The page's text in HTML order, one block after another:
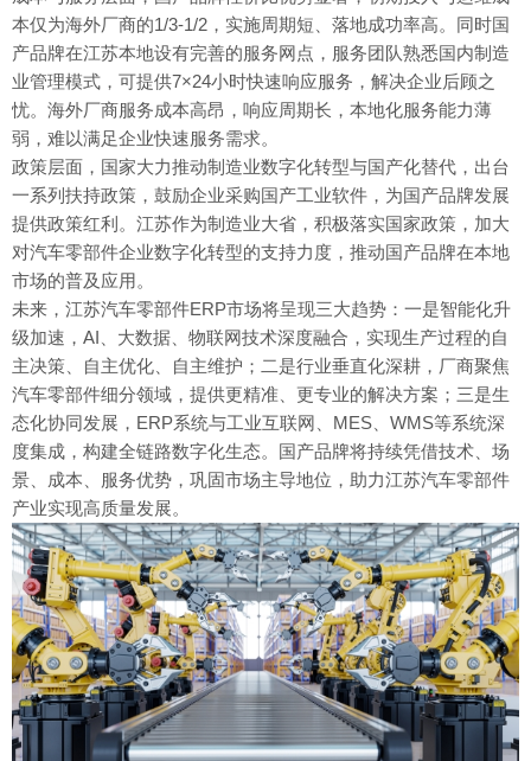
本仅为海外厂商的1/3-1/2，实施周期短、落地成功率高。同时国
产品牌在江苏本地设有完善的服务网点，服务团队熟悉国内制造
业管理模式，可提供7×24小时快速响应服务，解决企业后顾之
忧。海外厂商服务成本高昂，响应周期长，本地化服务能力薄
弱，难以满足企业快速服务需求。
政策层面，国家大力推动制造业数字化转型与国产化替代，出台
一系列扶持政策，鼓励企业采购国产工业软件，为国产品牌发展
提供政策红利。江苏作为制造业大省，积极落实国家政策，加大
对汽车零部件企业数字化转型的支持力度，推动国产品牌在本地
市场的普及应用。
未来，江苏汽车零部件ERP市场将呈现三大趋势：一是智能化升
级加速，AI、大数据、物联网技术深度融合，实现生产过程的自
主决策、自主优化、自主维护；二是行业垂直化深耕，厂商聚焦
汽车零部件细分领域，提供更精准、更专业的解决方案；三是生
态化协同发展，ERP系统与工业互联网、MES、WMS等系统深
度集成，构建全链路数字化生态。国产品牌将持续凭借技术、场
景、成本、服务优势，巩固市场主导地位，助力江苏汽车零部件
产业实现高质量发展。